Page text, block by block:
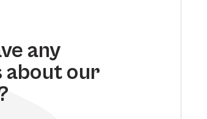
any
about our